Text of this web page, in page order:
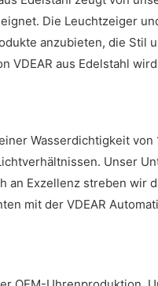
Die Leuchtzeiger
anzubieten, die Stil
aus Edelstahl
Wasserdichtigkeit
Unser
Exzellenz streben wir
mit der VDEAR